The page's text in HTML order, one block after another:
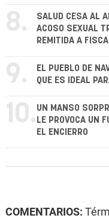
8.
SALUD CESA AL
ACOSO SEXUAL
REMITIDA A
9.
EL PUEBLO DE
QUE ES IDEAL
10. UN MANSO
LE PROVOCA UN
EL ENCIERRO
COMENTARIOS: